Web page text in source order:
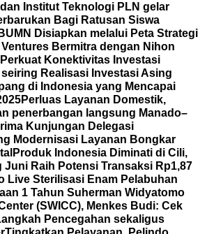
dan Institut Teknologi PLN gelar
Bagi Ratusan Siswa
Disiapkan melalui Peta Strategi
Bermitra dengan Nihon
Konektivitas Investasi
Realisasi Investasi Asing
di Indonesia yang Mencapai
Perluas Layanan Domestik,
penerbangan langsung Manado–
Kunjungan Delegasi
Modernisasi Layanan Bongkar
Produk Indonesia Diminati di Cili,
Juni Raih Potensi Transaksi Rp1,87
Live Sterilisasi Enam Pelabuhan
1 Tahun Suherman Widyatomo
(SWICC), Menkes Budi: Cek
Pencegahan sekaligus